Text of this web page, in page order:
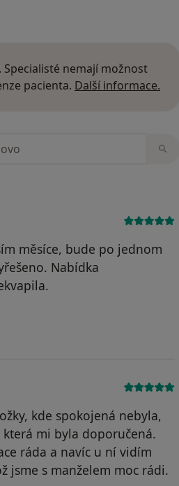
poradenství, supervize a
les, hory, četba, zpěv, karty a
nemají možnost
pacienta. Další informace.
měsíce, bude po jednom
Nabídka
kde spokojená nebyla,
mi byla doporučená.
ráda a navíc u ní vidím
jsme s manželem moc rádi.